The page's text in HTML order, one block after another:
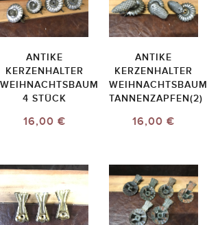
ANTIKE
KERZENHALTER
WEIHNACHTSBAUM
4 STÜCK
16,00 €
ANTIKE
KERZENHALTER
WEIHNACHTSBAUM
TANNENZAPFEN(2)
16,00 €